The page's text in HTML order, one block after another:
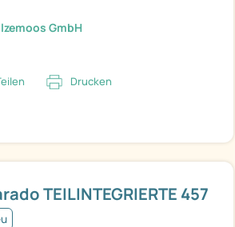
TEILINTEGRIERTE 457
GmbH
Drucken